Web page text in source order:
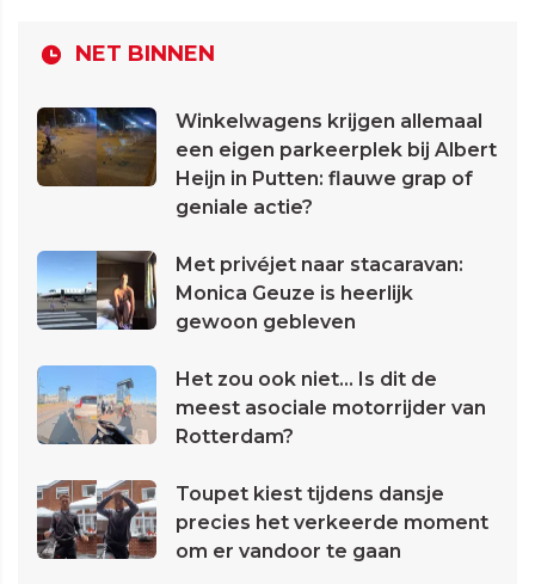
NET BINNEN
Winkelwagens krijgen allemaal
een eigen parkeerplek bij Albert
Heijn in Putten: flauwe grap of
geniale actie?
Met privéjet naar stacaravan:
Monica Geuze is heerlijk
gewoon gebleven
Het zou ook niet... Is dit de
meest asociale motorrijder van
Rotterdam?
Toupet kiest tijdens dansje
precies het verkeerde moment
om er vandoor te gaan